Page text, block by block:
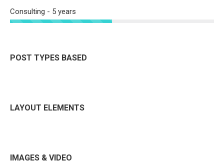
Consulting - 5 years
POST TYPES BASED
LAYOUT ELEMENTS
IMAGES & VIDEO